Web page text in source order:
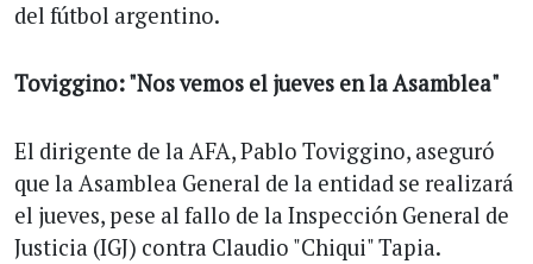
del fútbol argentino.
Toviggino: "Nos vemos el jueves en la Asamblea"
El dirigente de la AFA, Pablo Toviggino, aseguró
que la Asamblea General de la entidad se realizará
el jueves, pese al fallo de la Inspección General de
Justicia (IGJ) contra Claudio "Chiqui" Tapia.